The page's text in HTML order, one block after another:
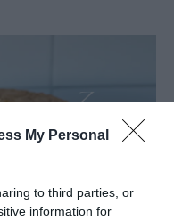
My Personal
to third parties, or
information for